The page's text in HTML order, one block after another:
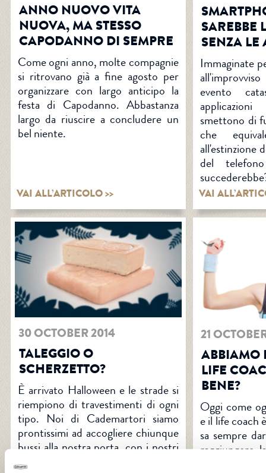
ANNO NUOVO VITA
NUOVA, MA STESSO
CAPODANNO DI SEMPRE
Come ogni anno, molte compagnie
si ritrovano già a fine agosto per
organizzare con largo anticipo la
festa di Capodanno. Abbastanza
largo da riuscire a concludere un
bel niente.
VAI ALL’ARTICOLO >>
SAREBBE
SENZA
Immaginate
evento
smettono di
che
all'estinzione
del
VAI
30 OCTOBER 2014
TALEGGIO O
SCHERZETTO?
È arrivato Halloween e le strade si
riempiono di travestimenti di ogni
tipo. Noi di Cademartori siamo
prontissimi ad accogliere chiunque
bussi alla nostra porta, con i nostri
mostri di bontà trasformati in
21
ABBIAMO
LIFE
BENE?
Oggi come
e il life coach
sa sempre
raggiungere